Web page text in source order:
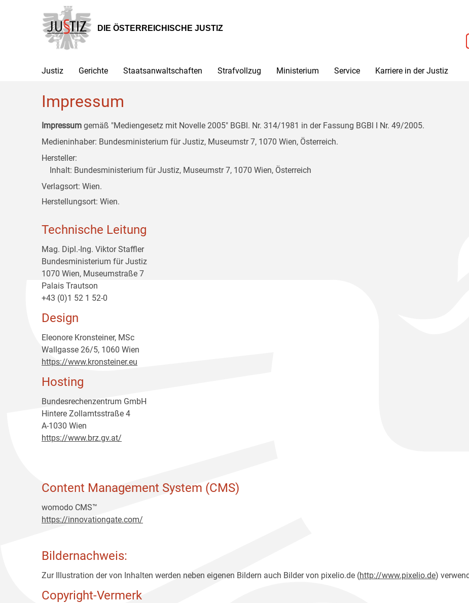
Hauptnavigation
[1]
Inhalt
[2]
Untermenü
[3]
DIE ÖSTERREICHISCHE JUSTIZ
Justiz Gerichte Staatsanwaltschaften Strafvollzug Ministerium Service Karriere in der Justiz
Impressum
Impressum gemäß "Mediengesetz mit Novelle 2005" BGBl. Nr. 314/1981 in der Fassung BGBl I Nr. 49/2005.
Medieninhaber: Bundesministerium für Justiz, Museumstr 7, 1070 Wien, Österreich.
Hersteller:
Inhalt: Bundesministerium für Justiz, Museumstr 7, 1070 Wien, Österreich
Verlagsort: Wien.
Herstellungsort: Wien.
Technische Leitung
Mag. Dipl.-Ing. Viktor Staffler
Bundesministerium für Justiz
1070 Wien, Museumstraße 7
Palais Trautson
+43 (0)1 52 1 52-0
Design
Eleonore Kronsteiner, MSc
Wallgasse 26/5, 1060 Wien
https://www.kronsteiner.eu
Hosting
Bundesrechenzentrum GmbH
Hintere Zollamtsstraße 4
A-1030 Wien
https://www.brz.gv.at/
Content Management System (CMS)
womodo CMS™
https://innovationgate.com/
Bildernachweis:
Zur Illustration der von Inhalten werden neben eigenen Bildern auch Bilder von pixelio.de (http://www.pixelio.de)
Copyright-Vermerk